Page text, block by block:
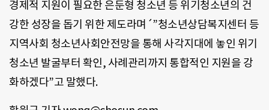
경제적 지원이 필요한 은둔형 청소년 등 위기청소년의 건
강한 성장을 돕기 위한 제도라며´”청소년상담복지센터 등
지역사회 청소년사회안전망을 통해 사각지대에 놓인 위기
청소년 발굴부터 확인, 사례관리까지 통합적인 지원을 강
화하겠다”고 말했다.